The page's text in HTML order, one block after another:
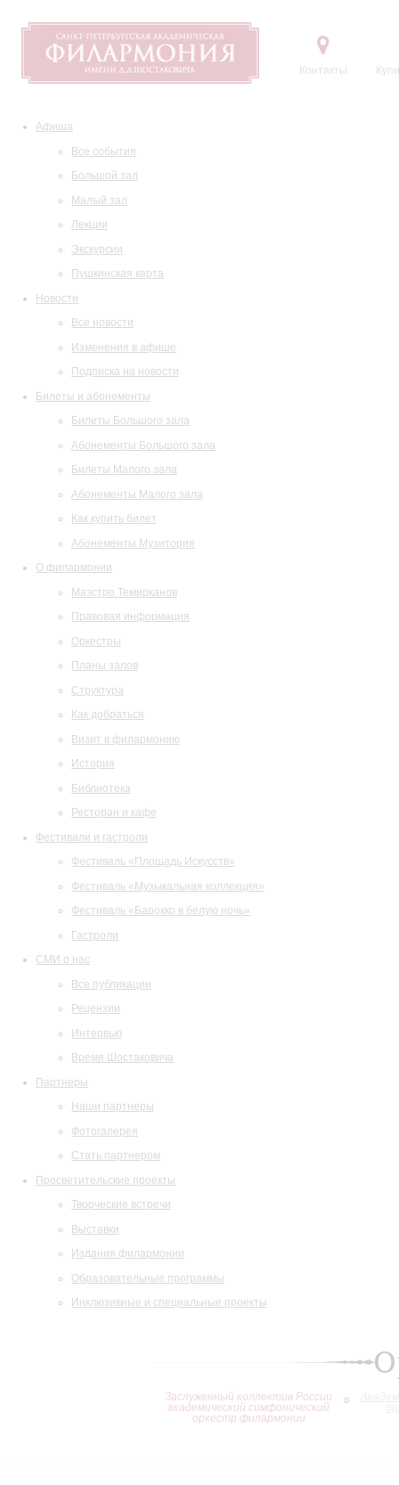
Контакты
Афиша
Все события
Большой зал
Малый зал
Лекции
Экскурсии
Пушкинская карта
Новости
Все новости
Изменения в афише
Подписка на новости
Билеты и абонементы
Билеты Большого зала
Абонементы Большого зала
Билеты Малого зала
Абонементы Малого зала
Как купить билет
Абонементы Музитория
О филармонии
Маэстро Темирканов
Правовая информация
Оркестры
Планы залов
Структура
Как добраться
Визит в филармонию
История
Библиотека
Ресторан и кафе
Фестивали и гастроли
Фестиваль «Площадь Искусств»
Фестиваль «Музыкальная коллекция»
Фестиваль «Барокко в белую ночь»
Гастроли
СМИ о нас
Все публикации
Рецензии
Интервью
Время Шостаковича
Партнеры
Наши партнеры
Фотогалерея
Стать партнером
Просветительские проекты
Творческие встречи
Выставки
Издания филармонии
Образовательные программы
Инклюзивные и специальные проекты
Заслуженный коллектив России
академический симфонический
оркестр филармонии